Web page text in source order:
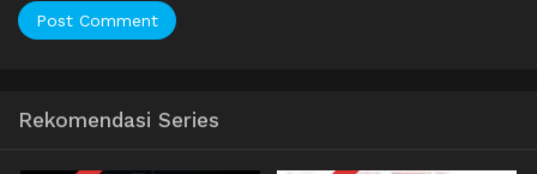
Rekomendasi Series